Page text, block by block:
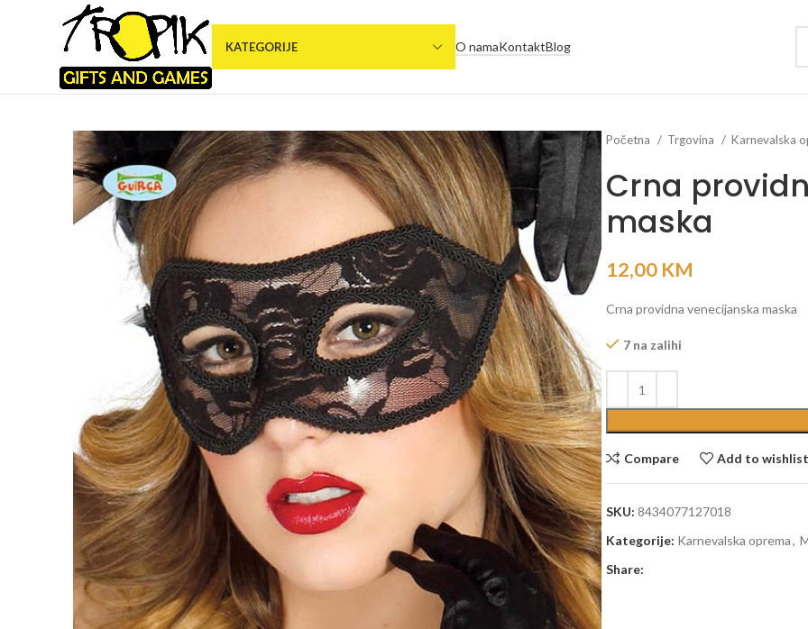
KATEGORIJE O namaKontaktBlog
Početna Trgovina Karnevalska
Crna
maska
12,00 KM
Crna providna venecijanska maska
7 na zalihi
Compare Add to wishlist
SKU: 8434077127018
Kategorije: Karnevalska oprema,
Share: